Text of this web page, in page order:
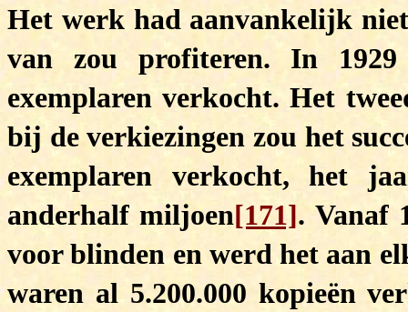
Het werk had aanvankelijk
van zou profiteren. In
exemplaren verkocht. Het
bij de verkiezingen zou het
exemplaren verkocht, het
anderhalf miljoen[171]. Vanaf
voor blinden en werd het aan
waren al 5.200.000 kopieën